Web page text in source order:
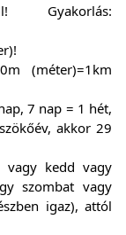
(méter)=1km
7 nap = 1 hét,
akkor 29
vagy kedd vagy
szombat vagy
igaz), attól